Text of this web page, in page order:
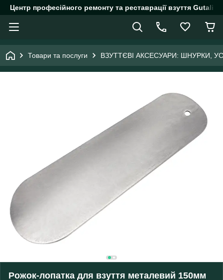
Центр професійного ремонту та реставрації взуття
Товари та послуги ВЗУТТЄВІ АКСЕСУАРИ: ШНУРКИ,
Рожок-лопатка для взуття металевий 150мм